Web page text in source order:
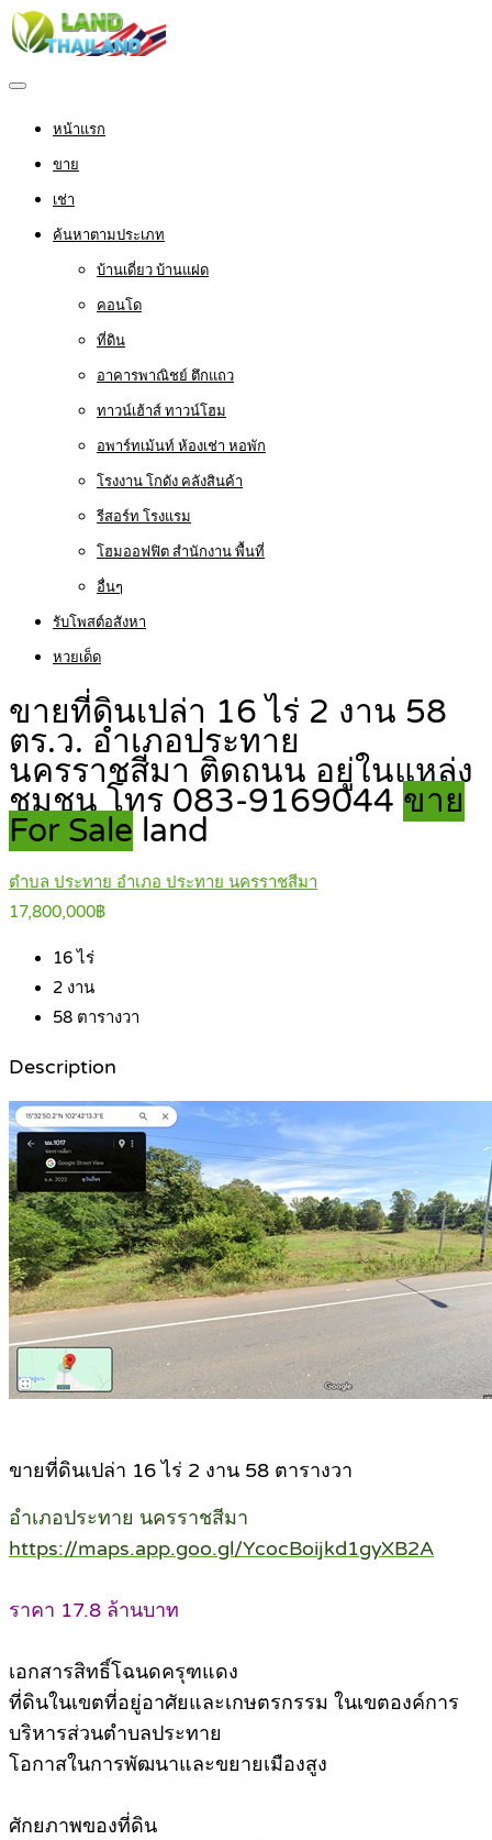
หน้าแรก
ขาย
เช่า
ค้นหาตามประเภท
บ้านเดี่ยว บ้านแฝด
คอนโด
ที่ดิน
อาคารพาณิชย์ ตึกแถว
ทาวน์เฮ้าส์ ทาวน์โฮม
อพาร์ทเม้นท์ ห้องเช่า หอพัก
โรงงาน โกดัง คลังสินค้า
รีสอร์ท โรงแรม
โฮมออฟฟิต สำนักงาน พื้นที่
อื่นๆ
รับโพสต์อสังหา
หวยเด็ด
ขายที่ดินเปล่า 16 ไร่ 2 งาน 58
ตร.ว. อำเภอประทาย
นครราชสีมา ติดถนน อยู่ในแหล่ง
ชุมชน โทร 083-9169044 ขาย
For Sale land
ตำบล ประทาย อำเภอ ประทาย นครราชสีมา
17,800,000฿
16ไร่
2 งาน
58 ตารางวา
Description
ขายที่ดินเปล่า 16 ไร่ 2 งาน 58 ตารางวา
อำเภอประทาย นครราชสีมา
https://maps.app.goo.gl/YcocBoijkd1gyXB2A
ราคา 17.8 ล้านบาท
เอกสารสิทธิ์โฉนดครุฑแดง
ที่ดินในเขตที่อยู่อาศัยและเกษตรกรรม ในเขตองค์การ
บริหารส่วนตำบลประทาย
โอกาสในการพัฒนาและขยายเมืองสูง
ศักยภาพของที่ดิน